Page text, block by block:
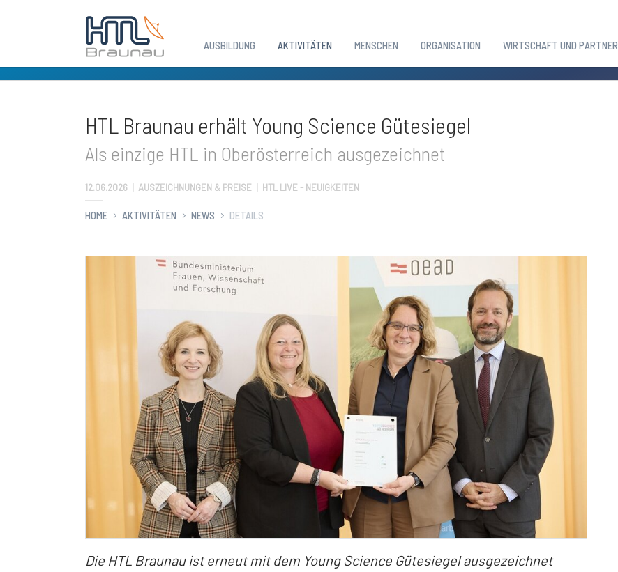
AUSBILDUNG AKTIVITÄTEN MENSCHEN ORGANISATION WIRTSCHAFT UND PARTNER
HTL Braunau erhält Young Science Gütesiegel
Als einzige HTL in Oberösterreich ausgezeichnet
12.06.2026 AUSZEICHNUNGEN & PREISE | HTL LIVE - NEUIGKEITEN
HOME AKTIVITÄTEN NEWS DETAILS
Die HTL Braunau ist erneut mit dem Young Science Gütesiegel ausgezeichnet